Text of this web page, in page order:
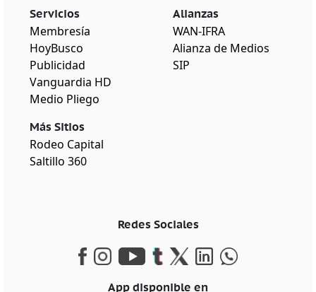
Servicios
Membresía
HoyBusco
Publicidad
Vanguardia HD
Medio Pliego
Más Sitios
Rodeo Capital
Saltillo 360
Alianzas
WAN-IFRA
Alianza de Medios
SIP
Redes Sociales
App disponible en